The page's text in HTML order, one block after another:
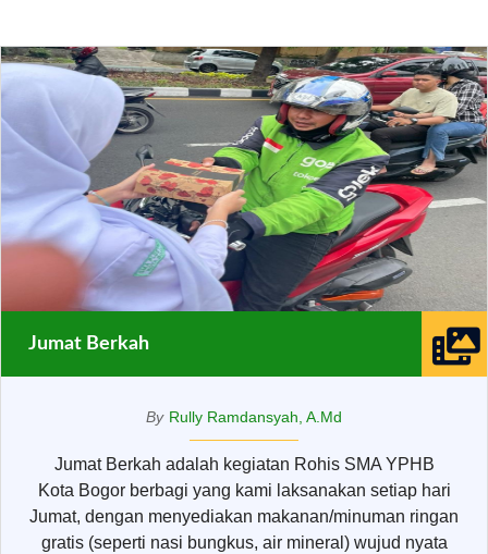
Jumat Berkah
By Rully Ramdansyah, A.Md
Jumat Berkah adalah kegiatan Rohis SMA YPHB
Kota Bogor berbagi yang kami laksanakan setiap hari
Jumat, dengan menyediakan makanan/minuman ringan
gratis (seperti nasi bungkus, air mineral) wujud nyata